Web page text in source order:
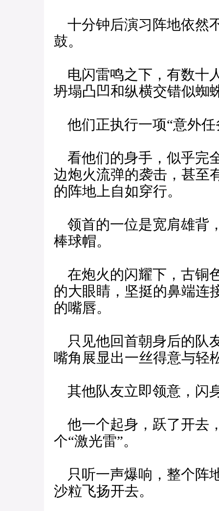
十分钟后演习阵地依然
鼓。
电闪雷鸣之下，有数十
坍塌凸凹和纵横交错似蜘
他们正执行一项“意外任
看他们的身手，似乎完
边炮火流弹的袭击，甚至
的阵地上自如穿行。
领首的一位是宽肩雄背
棒球帽。
在炮火的闪耀下，古铜
的大眼睛，坚挺的鼻端连
的嘴唇。
只见他回首朝身后的队
嘴角展显出一丝得意与轻
其他队友立即领意，闪
他一个起身，跃了开去
个“激光雷”。
只听一声爆响，整个阵
沙粒飞扬开去。